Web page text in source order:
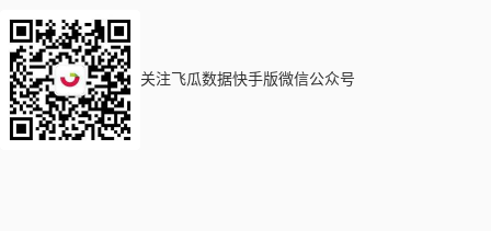
关注飞瓜数据快手版微信公众号